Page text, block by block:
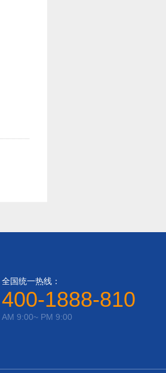
全国统一热线：
400-1888-810
AM 9:00~ PM 9:00